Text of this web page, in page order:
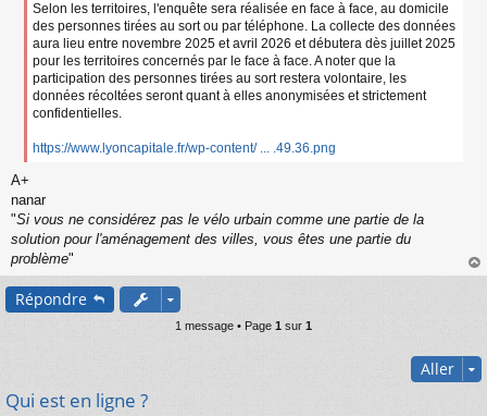
Selon les territoires, l'enquête sera réalisée en face à face, au domicile
des personnes tirées au sort ou par téléphone. La collecte des données
aura lieu entre novembre 2025 et avril 2026 et débutera dès juillet 2025
pour les territoires concernés par le face à face. A noter que la
participation des personnes tirées au sort restera volontaire, les
données récoltées seront quant à elles anonymisées et strictement
confidentielles.
https://www.lyoncapitale.fr/wp-content/ ... .49.36.png
A+
nanar
"Si vous ne considérez pas le vélo urbain comme une partie de la
solution pour l'aménagement des villes, vous êtes une partie du
problème"
au
Répondre
1 message • Page 1 sur 1
Aller
Qui est en ligne ?